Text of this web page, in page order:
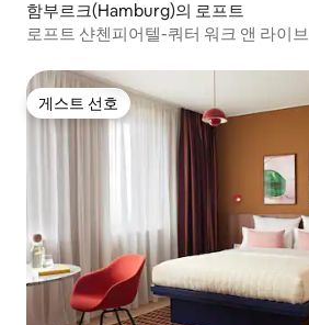
함부르크(Hamburg)의 로프트
로프트 샨첸피어텔-쿼터 워크 앤 라이브
게스트 선호
게스트 선호